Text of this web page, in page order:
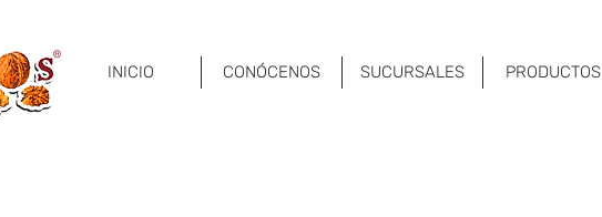
INICIO CONÓCENOS SUCURSALES PRODUCTOS